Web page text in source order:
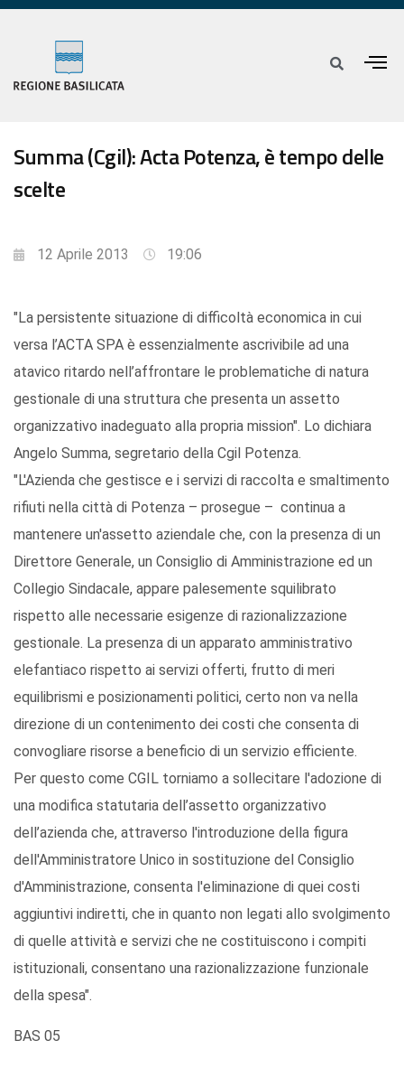
Summa (Cgil): Acta Potenza, è tempo delle
scelte
12 Aprile 2013 19:06
"La persistente situazione di difficoltà economica in cui
versa l’ACTA SPA è essenzialmente ascrivibile ad una
atavico ritardo nell’affrontare le problematiche di natura
gestionale di una struttura che presenta un assetto
organizzativo inadeguato alla propria mission". Lo dichiara
Angelo Summa, segretario della Cgil Potenza.
"L'Azienda che gestisce e i servizi di raccolta e smaltimento
rifiuti nella città di Potenza – prosegue – continua a
mantenere un'assetto aziendale che, con la presenza di un
Direttore Generale, un Consiglio di Amministrazione ed un
Collegio Sindacale, appare palesemente squilibrato
rispetto alle necessarie esigenze di razionalizzazione
gestionale. La presenza di un apparato amministrativo
elefantiaco rispetto ai servizi offerti, frutto di meri
equilibrismi e posizionamenti politici, certo non va nella
direzione di un contenimento dei costi che consenta di
convogliare risorse a beneficio di un servizio efficiente.
Per questo come CGIL torniamo a sollecitare l'adozione di
una modifica statutaria dell’assetto organizzativo
dell’azienda che, attraverso l'introduzione della figura
dell'Amministratore Unico in sostituzione del Consiglio
d'Amministrazione, consenta l'eliminazione di quei costi
aggiuntivi indiretti, che in quanto non legati allo svolgimento
di quelle attività e servizi che ne costituiscono i compiti
istituzionali, consentano una razionalizzazione funzionale
della spesa".
BAS 05